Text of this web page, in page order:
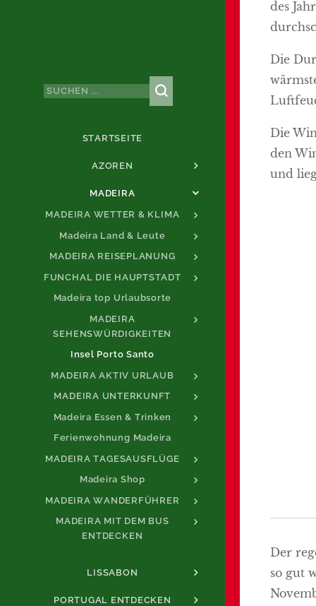
STARTSEITE
AZOREN
MADEIRA
MADEIRA WETTER & KLIMA
Madeira Land & Leute
MADEIRA REISEPLANUNG
FUNCHAL DIE HAUPTSTADT
Madeira top Urlaubsorte
MADEIRA
SEHENSWÜRDIGKEITEN
Insel Porto Santo
MADEIRA AKTIV URLAUB
MADEIRA UNTERKUNFT
Madeira Essen & Trinken
Ferienwohnung Madeira
MADEIRA TAGESAUSFLÜGE
Madeira Shop
MADEIRA WANDERFÜHRER
MADEIRA MIT DEM BUS
ENTDECKEN
LISSABON
PORTUGAL ENTDECKEN
des
Die
Die
den
und
Der
so gut